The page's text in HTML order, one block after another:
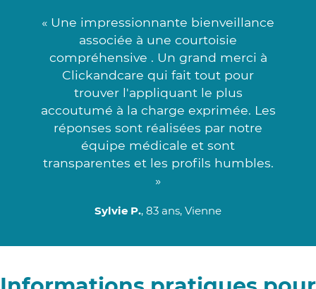
« Une impressionnante bienveillance
associée à une courtoisie
compréhensive . Un grand merci à
Clickandcare qui fait tout pour
trouver l'appliquant le plus
accoutumé à la charge exprimée. Les
réponses sont réalisées par notre
équipe médicale et sont
transparentes et les profils humbles.
»
Sylvie P., 83 ans, Vienne